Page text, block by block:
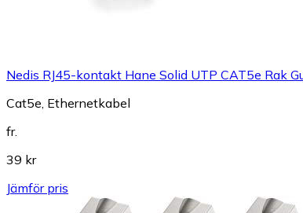
Nedis RJ45-kontakt Hane Solid UTP CAT5e Rak
Cat5e, Ethernetkabel
fr.
39 kr
Jämför pris